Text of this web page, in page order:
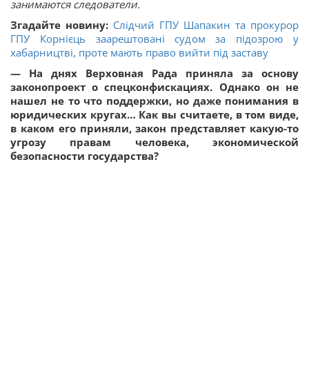
занимаются следователи.
Згадайте новину: Слідчий ГПУ Шапакин та прокурор
ГПУ Корнієць заарештовані судом за підозрою у
хабарництві, проте мають право вийти під заставу
— На днях Верховная Рада приняла за основу
законопроект о спецконфискациях. Однако он не
нашел не то что поддержки, но даже понимания в
юридических кругах… Как вы считаете, в том виде,
в каком его приняли, закон представляет какую-то
угрозу правам человека, экономической
безопасности государства?